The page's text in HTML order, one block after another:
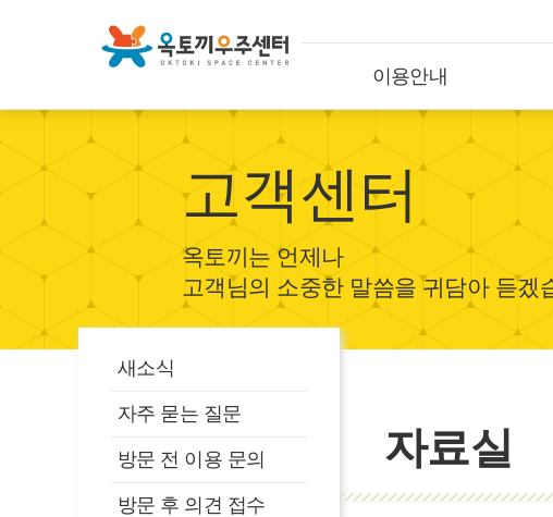
이용안내
고객센터
옥토끼는 언제나
고객님의 소중한 말씀을 귀담아 듣겠
새소식
자주 묻는 질문
방문 전 이용 문의
방문 후 의견 접수
자료실